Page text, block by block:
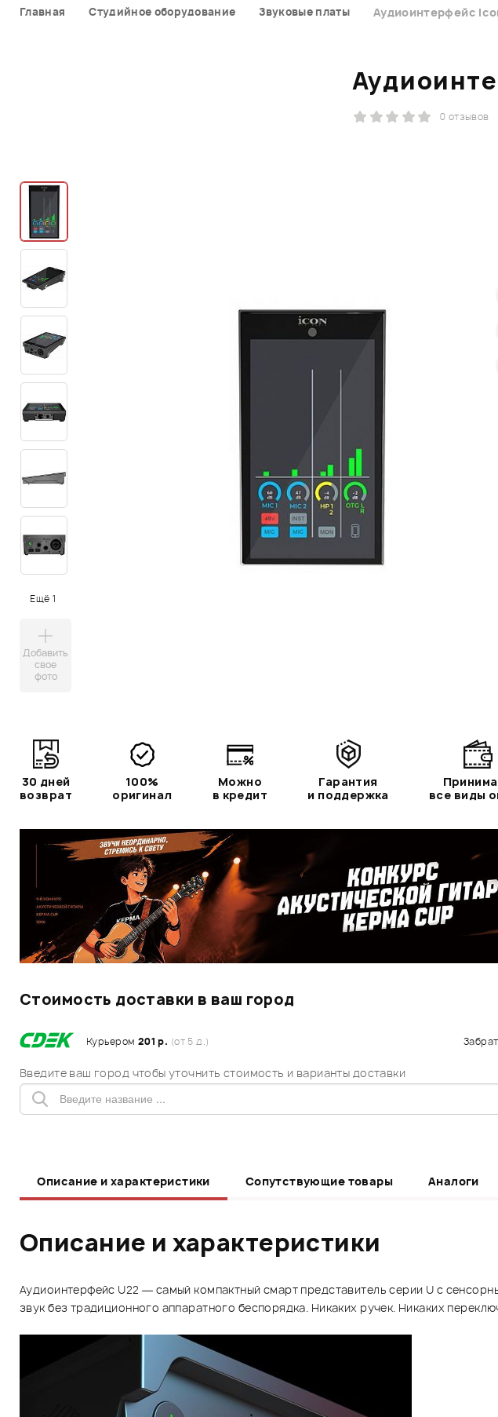
Главная Студийное оборудование Звуковые платы Аудиоинтерфейс
0 отзывов
Ещё 1
Добавить
свое
фото
30 дней
возврат
100%
оригинал
Можно
в кредит
Гарантия
и поддержка
все виды
Стоимость доставки в ваш город
Курьером 201 р. (от 5 д.)
Введите ваш город чтобы уточнить стоимость и варианты доставки
Описание и характеристики Сопутствующие товары Аналоги
Описание и характеристики
Аудиоинтерфейс U22 — самый компактный смарт представитель серии U с
звук без традиционного аппаратного беспорядка. Никаких ручек. Никаких